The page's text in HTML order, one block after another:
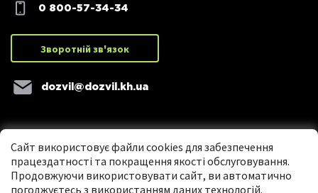
0 800-57-34-34
Зворотній зв'язок
dozvil@dozvil.kh.ua
Сайт використовує файли cookies для забезпечення
працездатності та покращення якості обслуговування.
Продовжуючи використовувати сайт, ви автоматично
погоджуєтесь з використанням даних технологій.